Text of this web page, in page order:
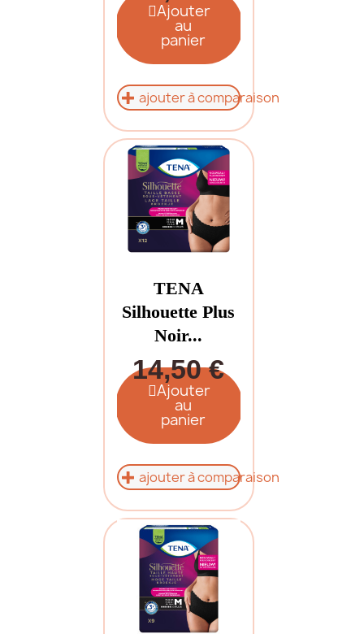
Ajouter
au
panier
ajouter à comparaison
TENA
Silhouette Plus
Noir...
14,50 €
Ajouter
au
panier
ajouter à comparaison